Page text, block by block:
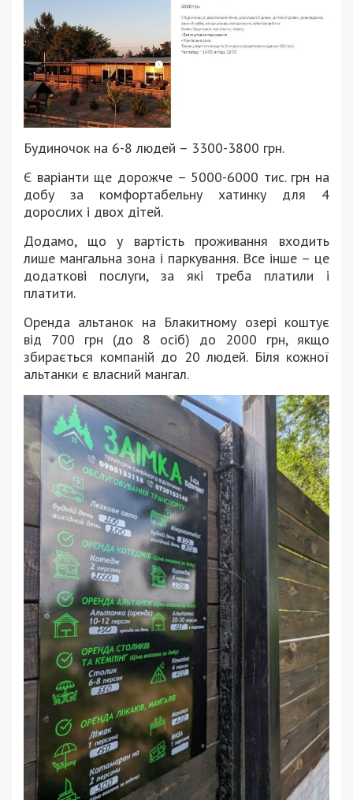
Будиночок на 6-8 людей – 3300-3800 грн.
Є варіанти ще дорожче – 5000-6000 тис. грн на
добу за комфортабельну хатинку для 4
дорослих і двох дітей.
Додамо, що у вартість проживання входить
лише мангальна зона і паркування. Все інше – це
додаткові послуги, за які треба платили і
платити.
Оренда альтанок на Блакитному озері коштує
від 700 грн (до 8 осіб) до 2000 грн, якщо
збирається компаній до 20 людей. Біля кожної
альтанки є власний мангал.